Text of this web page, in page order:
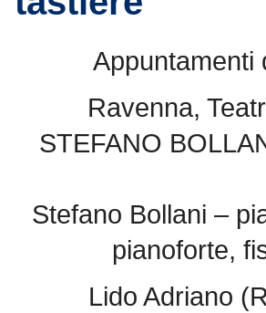
Appuntamenti
Ravenna,
STEFANO
Stefano Bollani –
pianoforte,
Lido Adriano